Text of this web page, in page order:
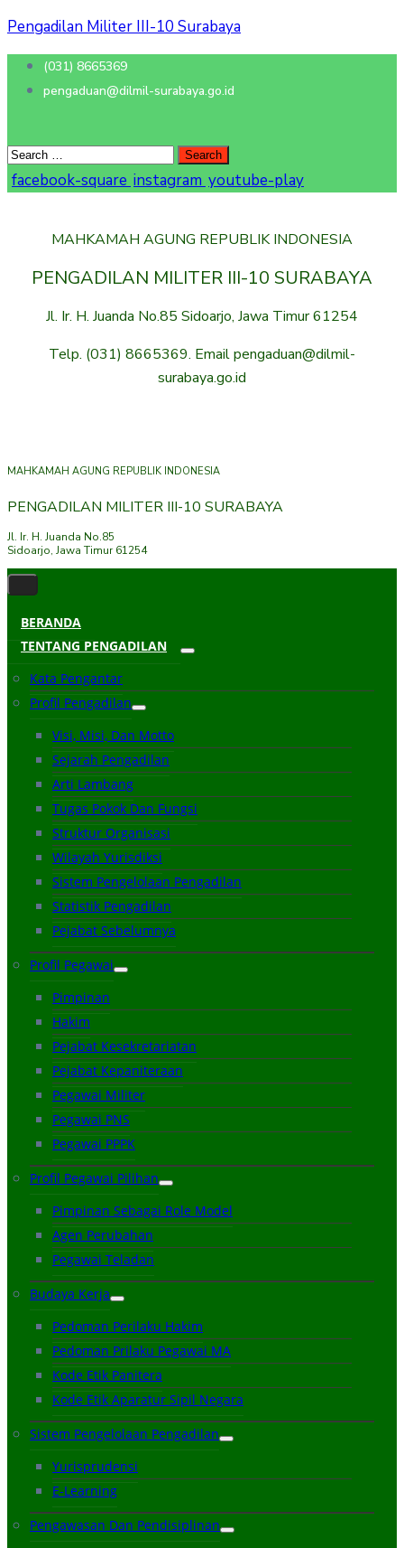
Pengadilan Militer III-10 Surabaya
(031) 8665369
pengaduan@dilmil-surabaya.go.id
facebook-square instagram youtube-play
MAHKAMAH AGUNG REPUBLIK INDONESIA
PENGADILAN MILITER III-10 SURABAYA
Jl. Ir. H. Juanda No.85 Sidoarjo, Jawa Timur 61254
Telp. (031) 8665369. Email pengaduan@dilmil-
surabaya.go.id
MAHKAMAH AGUNG REPUBLIK INDONESIA
PENGADILAN MILITER III-10 SURABAYA
Jl. Ir. H. Juanda No.85
Sidoarjo, Jawa Timur 61254
BERANDA
TENTANG PENGADILAN
Kata Pengantar
Profil Pengadilan
Visi, Misi, Dan Motto
Sejarah Pengadilan
Arti Lambang
Tugas Pokok Dan Fungsi
Struktur Organisasi
Wilayah Yurisdiksi
Sistem Pengelolaan Pengadilan
Statistik Pengadilan
Pejabat Sebelumnya
Profil Pegawai
Pimpinan
Hakim
Pejabat Kesekretariatan
Pejabat Kepaniteraan
Pegawai Militer
Pegawai PNS
Pegawai PPPK
Profil Pegawai Pilihan
Pimpinan Sebagai Role Model
Agen Perubahan
Pegawai Teladan
Budaya Kerja
Pedoman Perilaku Hakim
Pedoman Prilaku Pegawai MA
Kode Etik Panitera
Kode Etik Aparatur Sipil Negara
Sistem Pengelolaan Pengadilan
Yurisprudensi
E-Learning
Pengawasan Dan Pendisiplinan